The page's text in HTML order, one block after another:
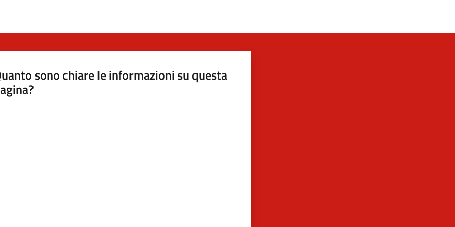
sono chiare le informazioni su questa